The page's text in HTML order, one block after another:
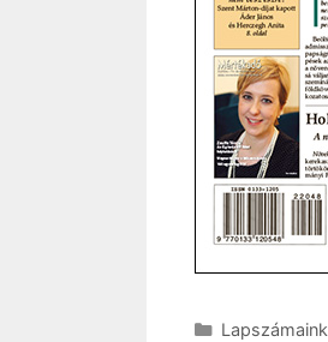
Kategória
Lapszámaink